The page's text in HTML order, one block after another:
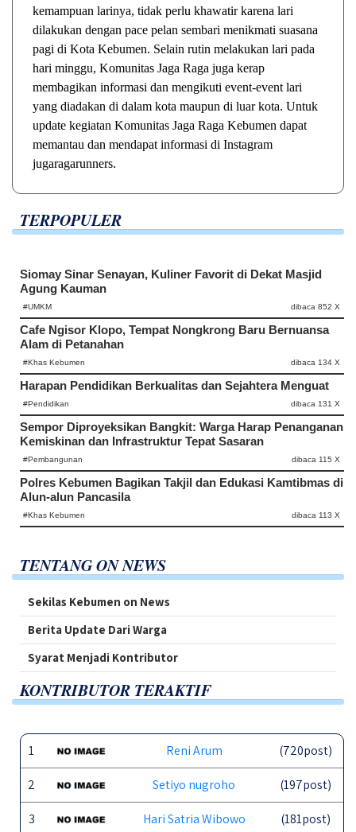
kemampuan larinya, tidak perlu khawatir karena lari
dilakukan dengan pace pelan sembari menikmati suasana
pagi di Kota Kebumen. Selain rutin melakukan lari pada
hari minggu, Komunitas Jaga Raga juga kerap
membagikan informasi dan mengikuti event-event lari
yang diadakan di dalam kota maupun di luar kota. Untuk
update kegiatan Komunitas Jaga Raga Kebumen dapat
memantau dan mendapat informasi di Instagram
jugaragarunners.
TERPOPULER
Siomay Sinar Senayan, Kuliner Favorit di Dekat Masjid
Agung Kauman
#UMKM dibaca 852 X
Cafe Ngisor Klopo, Tempat Nongkrong Baru Bernuansa
Alam di Petanahan
#Khas Kebumen dibaca 134 X
Harapan Pendidikan Berkualitas dan Sejahtera Menguat
#Pendidikan dibaca 131 X
Sempor Diproyeksikan Bangkit: Warga Harap Penanganan
Kemiskinan dan Infrastruktur Tepat Sasaran
#Pembangunan dibaca 115 X
Polres Kebumen Bagikan Takjil dan Edukasi Kamtibmas di
Alun-alun Pancasila
#Khas Kebumen dibaca 113 X
TENTANG ON NEWS
Sekilas Kebumen on News
Berita Update Dari Warga
Syarat Menjadi Kontributor
KONTRIBUTOR TERAKTIF
1 Reni Arum (720post)
2 Setiyo nugroho (197post)
3 Hari Satria Wibowo (181post)